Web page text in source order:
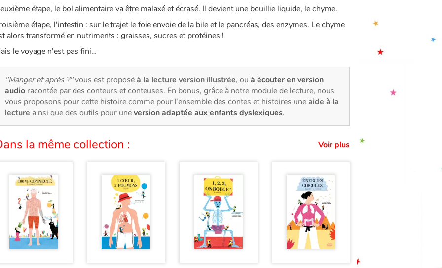
étape, le bol alimentaire va être malaxé et écrasé. Il devient une bouillie liquide, le chyme.
étape, l'intestin : sur le trajet le foie envoie de la bile et le pancréas, des enzymes. Le chyme
alors transformé en nutriments : graisses, sucres et protéines !
le voyage n'est pas fini…
"Manger et après ?"vous est proposéà la lecture version illustrée, ou à écouter en version
audio racontée par des conteurs et conteuses. En bonus, grâce à notre module de lecture, nous
vous proposons pour cette histoire comme pour l’ensemble des contes et histoires uneaide à la
lecture ainsi que des outils pour uneversion adaptée aux enfants dyslexiques.
la même collection : Voir plus